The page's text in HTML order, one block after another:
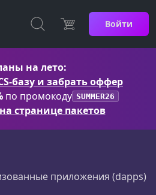
Войти
на лето:
базу и забрать оффер
по промокоду SUMMER26
на странице пакетов
приложения (dapps)